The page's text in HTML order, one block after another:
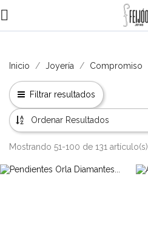

Inicio Joyería Compromiso
Filtrar resultados
Ordenar Resultados
Mostrando 51-100 de 131 artículo(s)